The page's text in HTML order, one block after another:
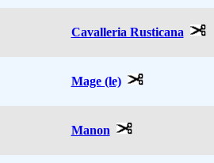
Cavalleria Rusticana
Mage (le)
Manon